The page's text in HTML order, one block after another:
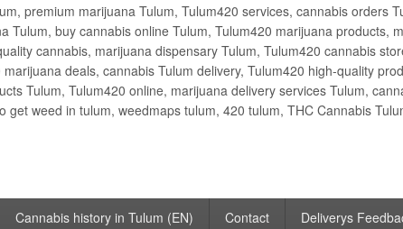
premium marijuana Tulum, Tulum420 services, cannabis orders
Tulum, buy cannabis online Tulum, Tulum420 marijuana products,
cannabis, marijuana dispensary Tulum, Tulum420 cannabis
deals, cannabis Tulum delivery, Tulum420 high-quality
Tulum, Tulum420 online, marijuana delivery services Tulum,
get weed in tulum, weedmaps tulum, 420 tulum, THC Cannabis
Cannabis history in Tulum (EN) Contact Deliverys